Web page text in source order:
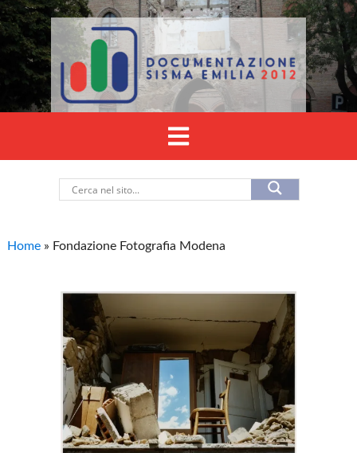
Home » Fondazione Fotografia Modena